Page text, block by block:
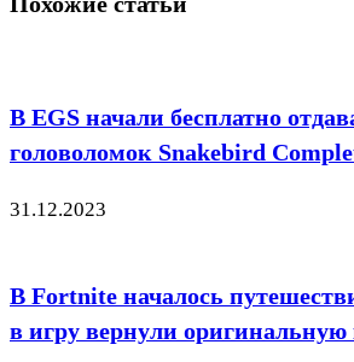
В EGS начали бесплатно
головоломок Snakebird
31.12.2023
В Fortnite началось
в игру вернули оригинальную